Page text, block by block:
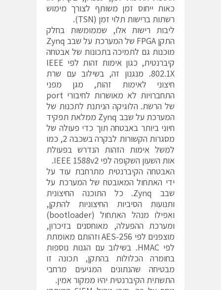
כאות ייחוס זמן משותף לצורך מימוש
רשתות ברישות תלוי זמן (TSN).
ליבות רישות אלו, שממומשות בחלק
התקן FPGA של המערכת על שבב Zynq
מוכנות גם לתמיכה בתכונות של אבטחה
קיברנטית, כגון אימות זהות לפי IEEE
802.1X. מנגנון זה, בשילוב עם שרת
חיצוני לאימות זהות, מגן מפני
התחברויות לא מאושרות לחיבורי port
של הרשת. הלוגיקה הניתנת לתכנות של
המערכת על שבב Zynq ממלאת תפקיד
חיוני ביותר באבטחה תוך כדי פעולה של
מסגרות הקשורות לבקרה בשכבה 2, כמו
למשל אימות הזהות הנדרש בפעולת
אות השעון השקופה לפי IEEE 1588v2.
האבטחה הקיברנטית מתרחבת עוד על
ידי האתחול המאובטח של המערכת על
שבב Zynq. כל התוכנה החיצונית
ותנועות הסיביות החיצוניות להתקן,
ואפילו מנהל האתחול (bootloader)
ומערכת ההפעלה, מאוחסנים בזיכרון,
מוצפנים לפי AES-256 וזהותם מאומתת
לפי HMAC. בשילוב עם הגנות נוספות
בחומרה הכלולות בהתקן, תכונה זו
מבטיחה שהנתונים המגיעים מרחבי
התשתית הקיברנטית יהיו ממקור אמין.